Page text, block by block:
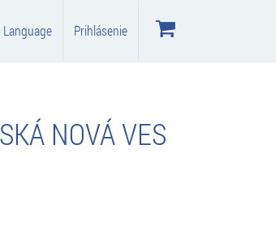
Language Prihlásenie
NOVÁ VES